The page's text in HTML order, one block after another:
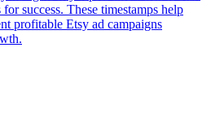
success. These timestamps help
profitable Etsy ad campaigns